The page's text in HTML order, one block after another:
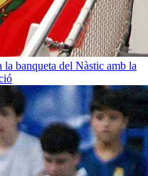
banqueta del Nàstic amb la